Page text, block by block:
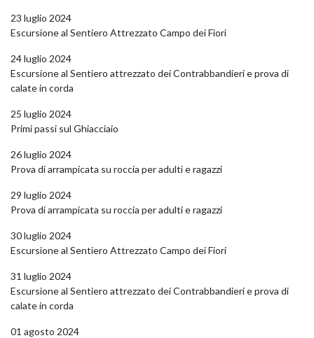
23 luglio 2024
Escursione al Sentiero Attrezzato Campo dei Fiori
24 luglio 2024
Escursione al Sentiero attrezzato dei Contrabbandieri e prova di
calate in corda
25 luglio 2024
Primi passi sul Ghiacciaio
26 luglio 2024
Prova di arrampicata su roccia per adulti e ragazzi
29 luglio 2024
Prova di arrampicata su roccia per adulti e ragazzi
30 luglio 2024
Escursione al Sentiero Attrezzato Campo dei Fiori
31 luglio 2024
Escursione al Sentiero attrezzato dei Contrabbandieri e prova di
calate in corda
01 agosto 2024